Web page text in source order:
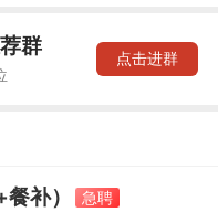
群 点击进群
补）
急聘